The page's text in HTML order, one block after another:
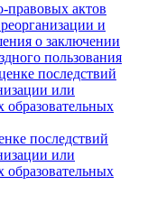
правовых актов
и
о заключении
пользования
последствий
или
последствий
или